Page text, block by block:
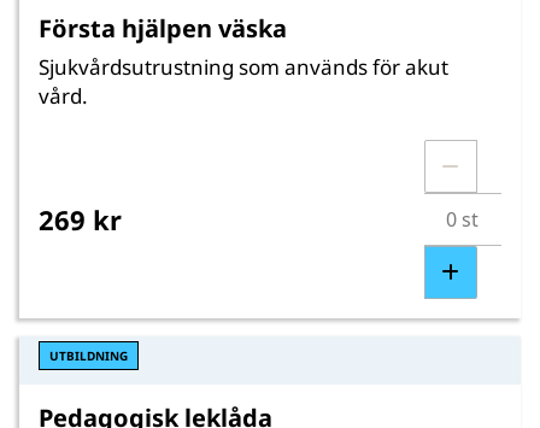
Första hjälpen väska
Sjukvårdsutrustning som används för akut
vård.
269 kr
UTBILDNING
Pedagogisk leklåda